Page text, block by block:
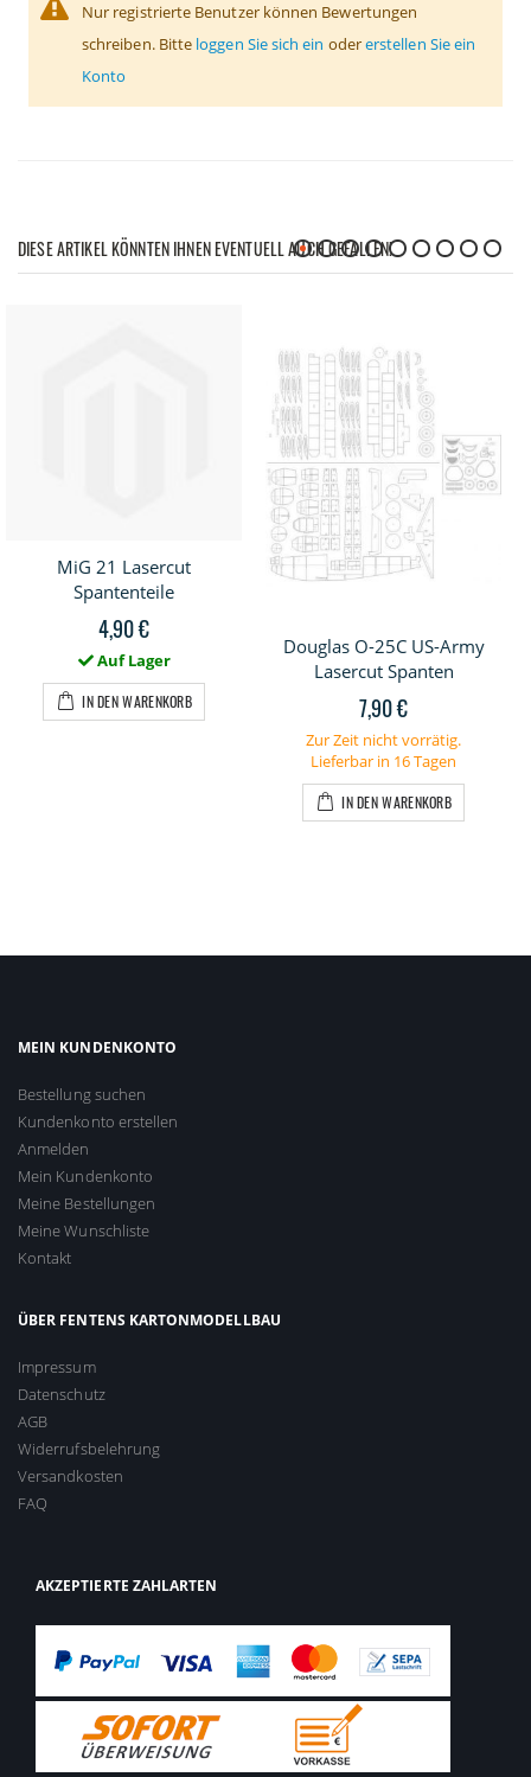
Nur registrierte Benutzer können Bewertungen
schreiben. Bitte loggen Sie sich ein odererstellen Sie ein
Konto
DIESE ARTIKEL KÖNNTEN IHNEN EVENTUELL AUCH GEFALLEN!
MiG 21 Lasercut
Spantenteile
4,90 €
Auf Lager
IN DEN WARENKORB
Douglas O-25C US-Army
Lasercut Spanten
7,90 €
Zur Zeit nicht vorrätig.
Lieferbar in 16 Tagen
IN DEN WARENKORB
MEIN KUNDENKONTO
Bestellung suchen
Kundenkonto erstellen
Anmelden
Mein Kundenkonto
Meine Bestellungen
Meine Wunschliste
Kontakt
ÜBER FENTENS KARTONMODELLBAU
Impressum
Datenschutz
AGB
Widerrufsbelehrung
Versandkosten
FAQ
AKZEPTIERTE ZAHLARTEN